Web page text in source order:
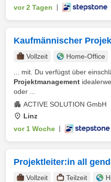
vor 2 Tagen
Kaufmännischer
Vollzeit
Home-Office
... mit. Du verfügst über
Projektmanagement
oder ...
ACTIVE SOLUTION GmbH
Linz
vor 1 Woche
Projektleiter:in all
Vollzeit Teilzeit